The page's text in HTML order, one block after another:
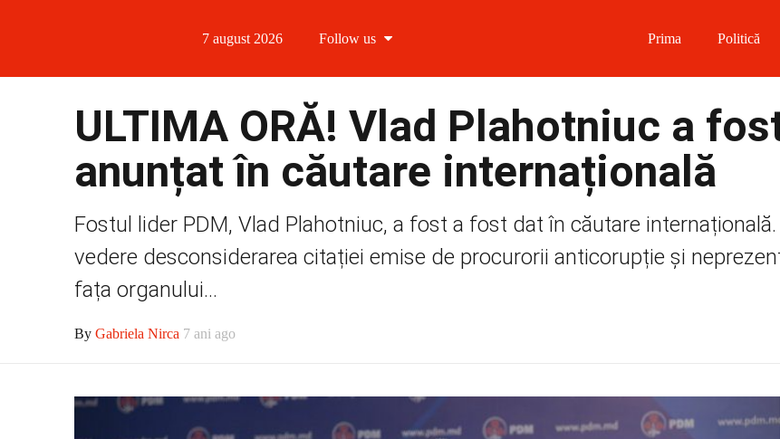
7 august 2026 Follow us
Follow us on Twitter
Follow us on Telegram
Prima Politică
ULTIMA ORĂ! Vlad Plahotniuc a
anunțat în căutare internațională
Fostul lider PDM, Vlad Plahotniuc, a fost a fost dat în căutare internațională.
vedere desconsiderarea citației emise de procurorii anticorupție și
fața organului...
By Gabriela Nirca 7 ani ago